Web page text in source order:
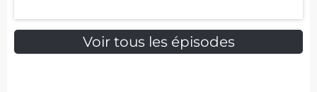
Voir tous les épisodes